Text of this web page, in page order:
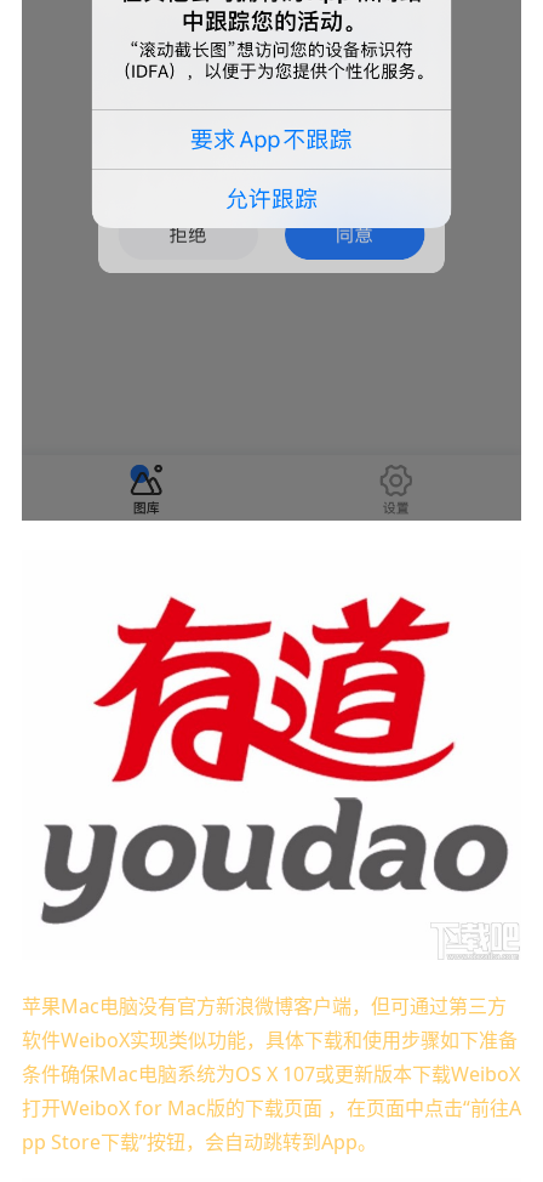
苹果Mac电脑没有官方新浪微博客户端，但可通过第三方
软件WeiboX实现类似功能，具体下载和使用步骤如下准备
条件确保Mac电脑系统为OS X 107或更新版本下载WeiboX
打开WeiboX for Mac版的下载页面 ，在页面中点击“前往A
pp Store下载”按钮，会自动跳转到App。